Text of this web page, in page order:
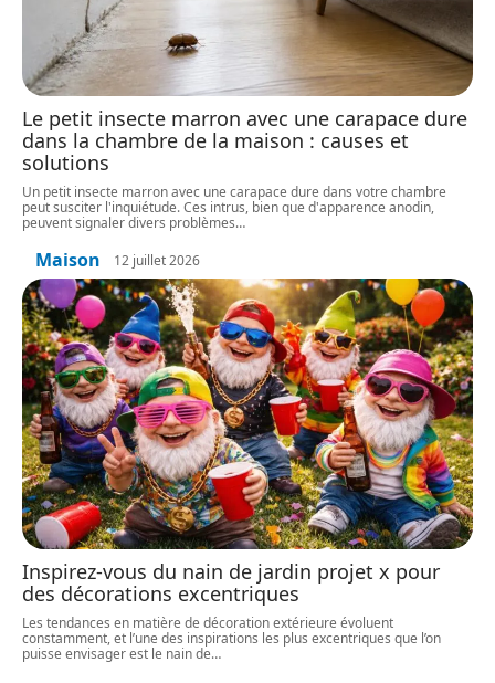
Le petit insecte marron avec une carapace dure
dans la chambre de la maison : causes et
solutions
Un petit insecte marron avec une carapace dure dans votre chambre
peut susciter l'inquiétude. Ces intrus, bien que d'apparence anodin,
peuvent signaler divers problèmes…
Maison 12 juillet 2026
Inspirez-vous du nain de jardin projet x pour
des décorations excentriques
Les tendances en matière de décoration extérieure évoluent
constamment, et l’une des inspirations les plus excentriques que l’on
puisse envisager est le nain de…